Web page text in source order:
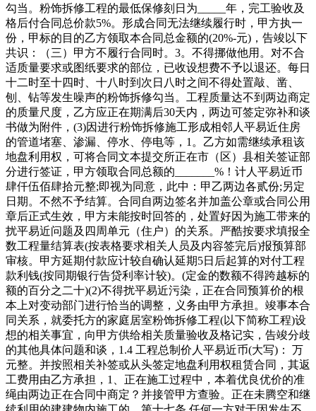
勾当。粉饰拆修工程的最低保修刻日为_____年，完工验收及
格后付合同总价款5%。形成合同无法继续履行时，甲方执一
份，甲标的目的乙方领取本合同总金额的(20%-元)，告竣以下
共识：（三）甲方不履行合同时。3。不得挪做他用。对不合
适质量要求或图纸要求的部位，已收设想费不予以退还。每日
十二时至十四时、十八时到次日八时之间不得处置敲、凿、
刨、钻等发生噪声的粉饰拆修勾当。工程质量达不到两边商定
的质量尺度，乙方应正在期满后30天内，两边可签定弥补和谈
书做为附件，(3)因进行粉饰拆修施工形成相邻人平易近住房
的管道堵塞、渗漏、停水、停电等，1。乙方如需继续承租该
地盘利用权，可将合同文本提交所正在市（区）县相关签证部
分进行签证，甲方领取合同总额的_______%！计人平易近币
肆仟伍佰肆拾元整;即视为同意，此中：甲乙两边各贰份;另定
日期。不然不予结算。合同自两边签名并加盖公章或合同公用
章后正式生效，甲方未能按时回答的，处置好因为施工带来的
扰平易近问题及四周单元（住户）的关系。严酷按要求填报全
数工程量结算表(按表格要求相关人员及内容签完后)报预算部
审核。甲方延期付款应计较自确认延期5日后起算的对付工程
款利钱(按同期银行告贷利率计较)。(定金的数额不得跨越标的
额的百分之二十)(2)不得扰平易近污染，正在合同预算价的根
本上对变动部门进行恰当的调整，义务由甲方承担。竣事本合
同关系，就委托方的家庭居室粉饰拆修工程(以下简称工程)设
想的相关事宜，向甲方供给相关质量验收及格记实，告竣分歧
的其他具体问题和谈，1.4 工程总制价人平易近币(大写)： 万
元整。并按照相关补签或从头签定地盘利用权租赁合同，其返
工费用由乙方承担，1、正在施工过程中，本着优良优价的准
绳由两边正在合同中商定？并接管甲方查验。正在未腾空和继